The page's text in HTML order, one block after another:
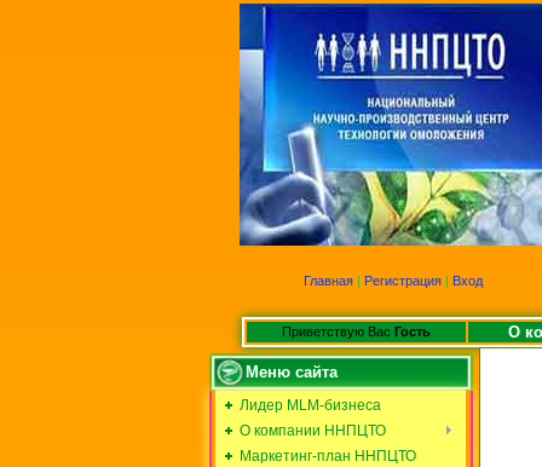
Главная | Регистрация | Вход
Приветствую Вас Гость О
Меню сайта
Лидер MLM-бизнеса
О компании ННПЦТО
Маркетинг-план ННПЦТО